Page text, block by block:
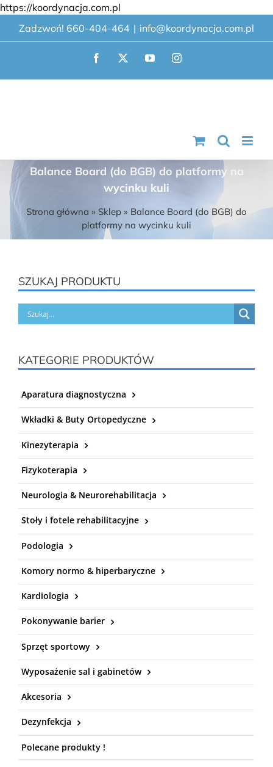
https://koordynacja.com.pl
do
zawartości
Zadzwoń! 660-404-464 | info@koordynacja.com.pl
Facebook
X YouTubeInstagram
Balance Board (do BGB) do platformy na
wycinku kuli
Strona główna » Sklep » Balance Board (do BGB) do
platformy na wycinku kuli
SZUKAJ PRODUKTU
KATEGORIE PRODUKTÓW
Aparatura diagnostyczna
Wkładki & Buty Ortopedyczne
Kinezyterapia
Fizykoterapia
Neurologia & Neurorehabilitacja
Stoły i fotele rehabilitacyjne
Podologia
Komory normo & hiperbaryczne
Kardiologia
Pokonywanie barier
Sprzęt sportowy
Wyposażenie sal i gabinetów
Akcesoria
Dezynfekcja
Polecane produkty !